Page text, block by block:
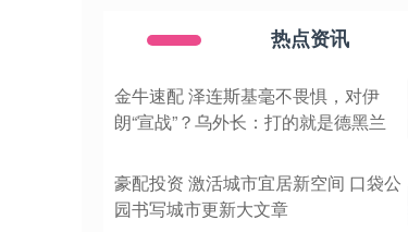
热点资讯
金牛速配 泽连斯基毫不畏惧，对伊
朗“宣战”？乌外长：打的就是德黑兰
豪配投资 激活城市宜居新空间 口袋公
园书写城市更新大文章